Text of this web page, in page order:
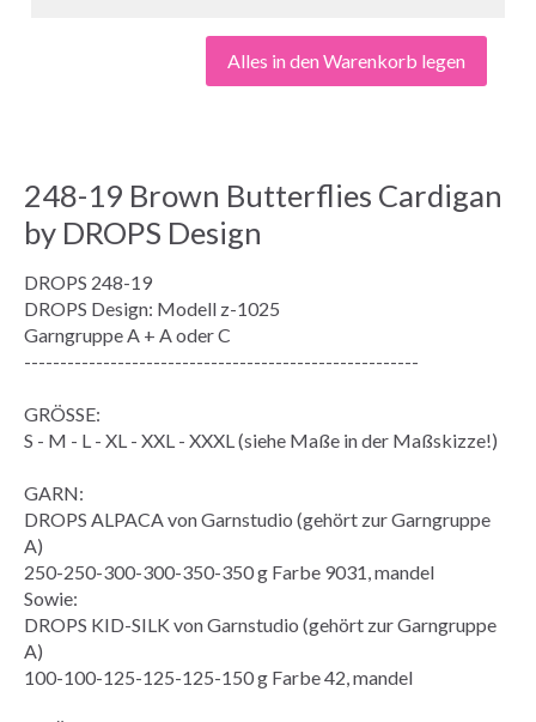
Alles in den Warenkorb legen
248-19 Brown Butterflies Cardigan
by DROPS Design
DROPS 248-19
DROPS Design: Modell z-1025
Garngruppe A + A oder C
-------------------------------------------------------
GRÖSSE:
S - M - L - XL - XXL - XXXL (siehe Maße in der Maßskizze!)
GARN:
DROPS ALPACA von Garnstudio (gehört zur Garngruppe
A)
250-250-300-300-350-350 g Farbe 9031, mandel
Sowie:
DROPS KID-SILK von Garnstudio (gehört zur Garngruppe
A)
100-100-125-125-125-150 g Farbe 42, mandel